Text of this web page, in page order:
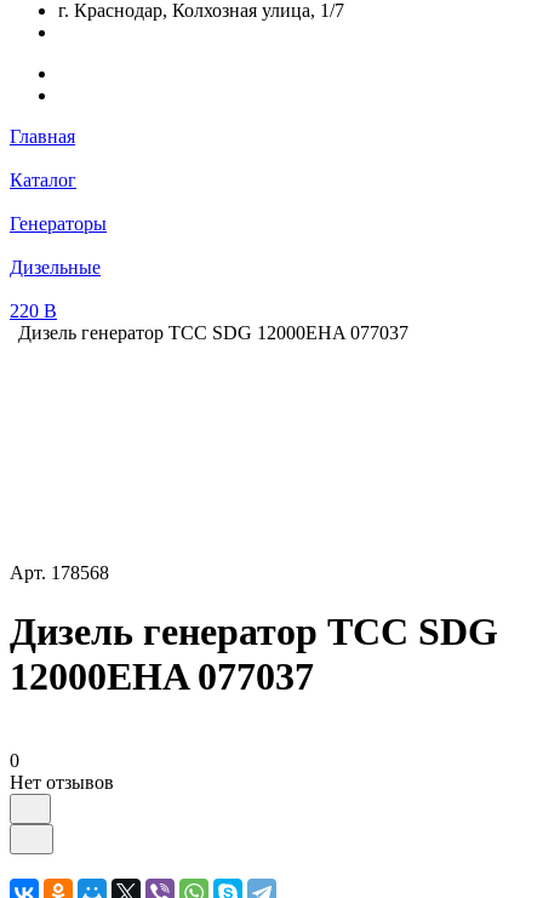
г. Краснодар, Колхозная улица, 1/7
Главная
Каталог
Генераторы
Дизельные
220 В
Дизель генератор ТСС SDG 12000EHA 077037
Арт. 178568
Дизель генератор ТСС SDG
12000EHA 077037
0
Нет отзывов